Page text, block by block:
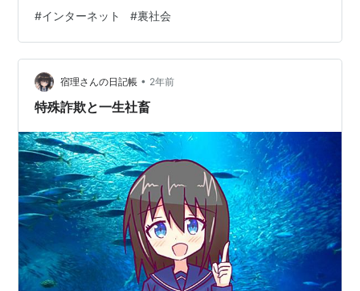
向かうチャンスが残されている。 しかし，インターネッ
トの世界には，こうした歯止めが掛かりにくい性質があ
る。「他人の目」もなく，しかも反射的にクリックして
しまうことで，後戻りができなくなる。我に返った時に
は，すでに犯罪の道に入り込んでしまっている可能性が
#インターネット #裏社会
宿理さんの日記帳 • 2年前
特殊詐欺と一生社畜